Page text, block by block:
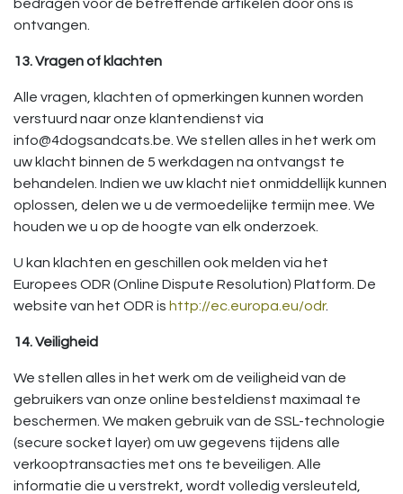
bedragen voor de betreffende artikelen door ons is
ontvangen.
13. Vragen of klachten
Alle vragen, klachten of opmerkingen kunnen worden
verstuurd naar onze klantendienst via
info@4dogsandcats.be. We stellen alles in het werk om
uw klacht binnen de 5 werkdagen na ontvangst te
behandelen. Indien we uw klacht niet onmiddellijk kunnen
oplossen, delen we u de vermoedelijke termijn mee. We
houden we u op de hoogte van elk onderzoek.
U kan klachten en geschillen ook melden via het
Europees ODR (Online Dispute Resolution) Platform. De
website van het ODR is http://ec.europa.eu/odr.
14. Veiligheid
We stellen alles in het werk om de veiligheid van de
gebruikers van onze online besteldienst maximaal te
beschermen. We maken gebruik van de SSL-technologie
(secure socket layer) om uw gegevens tijdens alle
verkooptransacties met ons te beveiligen. Alle
informatie die u verstrekt, wordt volledig versleuteld,